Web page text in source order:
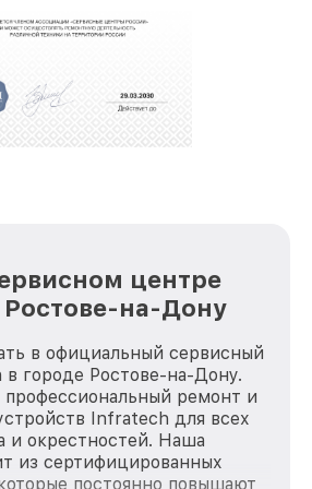
устройств в сервис в
и бесплатно.
и обрели отличную
совершенствуемся и
центре
на-Дону
в официальный сервисный
городе Ростове-на-Дону.
ремонт и
Infratech для всех
и окрестностей. Наша
из сертифицированных
постоянно повышают